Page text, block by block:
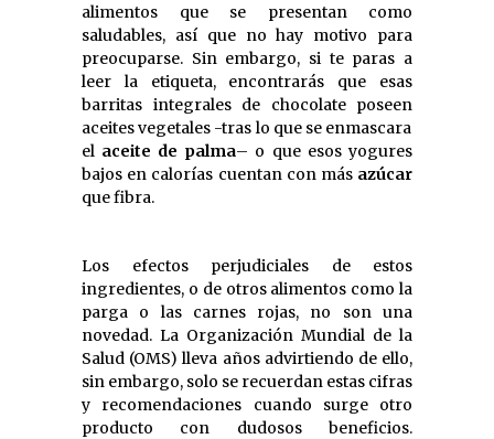
alimentos que se presentan como
saludables, así que no hay motivo para
preocuparse. Sin embargo, si te paras a
leer la etiqueta, encontrarás que esas
barritas integrales de chocolate poseen
aceites vegetales -tras lo que se enmascara
el aceite de palma– o que esos yogures
bajos en calorías cuentan con más azúcar
que fibra.
Los efectos perjudiciales de estos
ingredientes, o de otros alimentos como la
parga o las carnes rojas, no son una
novedad. La Organización Mundial de la
Salud (OMS) lleva años advirtiendo de ello,
sin embargo, solo se recuerdan estas cifras
y recomendaciones cuando surge otro
producto con dudosos beneficios.